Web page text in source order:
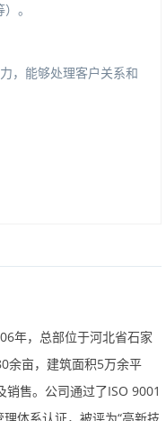
。
，能够处理客户关系和
年，总部位于河北省石家
余亩，建筑面积5万余平
销售。公司通过了ISO9001